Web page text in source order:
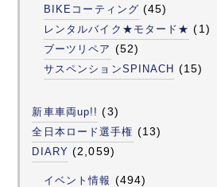
BIKEコーティング (45)
レンタルバイク★モタード★ (1)
ブーツリペア (52)
サスペンションSPINACH (15)
新車車両up!! (3)
全日本ロード選手権 (13)
DIARY (2,059)
イベント情報 (494)